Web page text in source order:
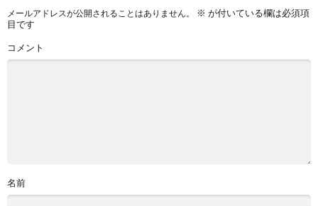
メールアドレスが公開されることはありません。 ※ が付いている欄は必須項
目です
コメント
名前